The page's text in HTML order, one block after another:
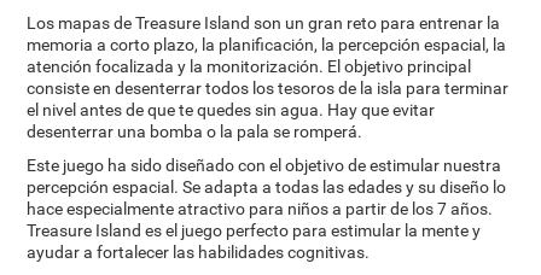
Los mapas de Treasure Island son un gran reto para entrenar la
memoria a corto plazo, la planificación, la percepción espacial, la
atención focalizada y la monitorización. El objetivo principal
consiste en desenterrar todos los tesoros de la isla para terminar
el nivel antes de que te quedes sin agua. Hay que evitar
desenterrar una bomba o la pala se romperá.
Este juego ha sido diseñado con el objetivo de estimular nuestra
percepción espacial. Se adapta a todas las edades y su diseño lo
hace especialmente atractivo para niños a partir de los 7 años.
Treasure Island es el juego perfecto para estimular la mente y
ayudar a fortalecer las habilidades cognitivas.